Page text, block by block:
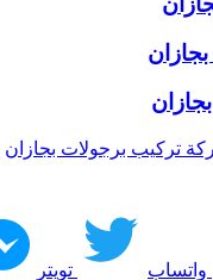
تركيب برجولات بجازان
واتساب تويتر